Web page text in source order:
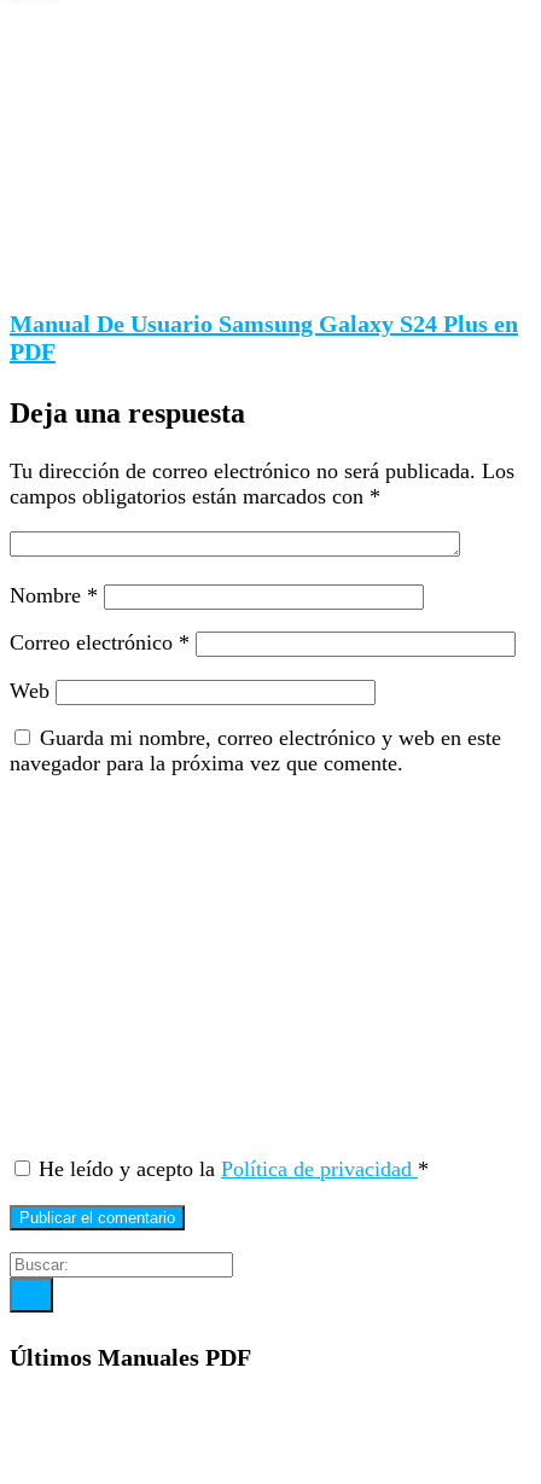
Manual De Usuario Samsung Galaxy S24 Plus en
PDF
Deja una respuesta
Tu dirección de correo electrónico no será publicada. Los
campos obligatorios están marcados con *
Nombre *
Correo electrónico *
Web
Guarda mi nombre, correo electrónico y web en este
navegador para la próxima vez que comente.
He leído y acepto la Política de privacidad *
Últimos Manuales PDF